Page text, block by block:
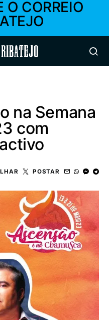
O CORREIO
Ribatejo
na Semana
com
POSTAR